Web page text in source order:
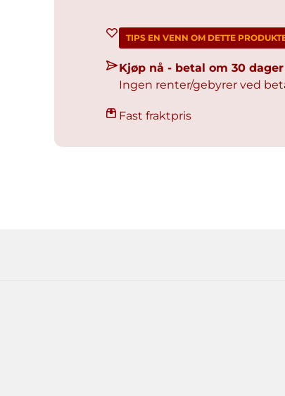
TIPS EN VENN OM DETTE
Kjøp nå - betal om 30
Ingen renter/gebyrer ved
Fast fraktpris